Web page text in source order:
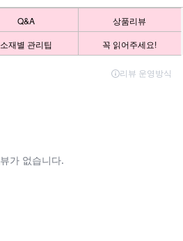
Q&A
상품리뷰
소재별 관리팁 꼭 읽어주세요!